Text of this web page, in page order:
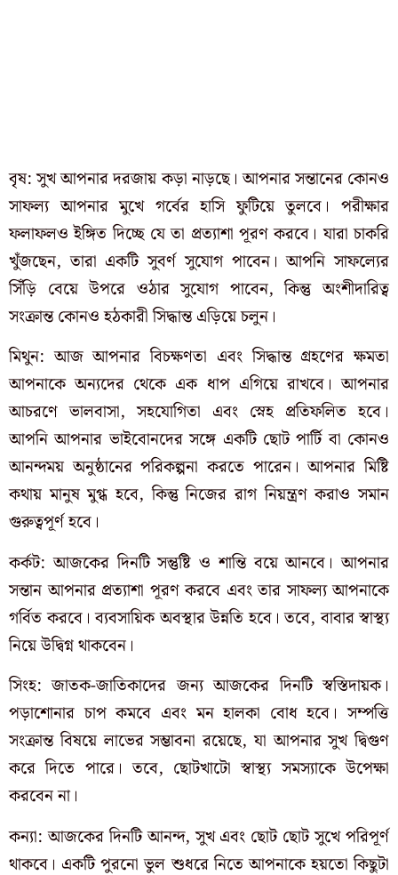
বৃষ: সুখ আপনার দরজায় কড়া নাড়ছে। আপনার সন্তানের কোনও
সাফল্য আপনার মুখে গর্বের হাসি ফুটিয়ে তুলবে। পরীক্ষার
ফলাফলও ইঙ্গিত দিচ্ছে যে তা প্রত্যাশা পূরণ করবে। যারা চাকরি
খুঁজছেন, তারা একটি সুবর্ণ সুযোগ পাবেন। আপনি সাফল্যের
সিঁড়ি বেয়ে উপরে ওঠার সুযোগ পাবেন, কিন্তু অংশীদারিত্ব
সংক্রান্ত কোনও হঠকারী সিদ্ধান্ত এড়িয়ে চলুন।
মিথুন: আজ আপনার বিচক্ষণতা এবং সিদ্ধান্ত গ্রহণের ক্ষমতা
আপনাকে অন্যদের থেকে এক ধাপ এগিয়ে রাখবে। আপনার
আচরণে ভালবাসা, সহযোগিতা এবং স্নেহ প্রতিফলিত হবে।
আপনি আপনার ভাইবোনদের সঙ্গে একটি ছোট পার্টি বা কোনও
আনন্দময় অনুষ্ঠানের পরিকল্পনা করতে পারেন। আপনার মিষ্টি
কথায় মানুষ মুগ্ধ হবে, কিন্তু নিজের রাগ নিয়ন্ত্রণ করাও সমান
গুরুত্বপূর্ণ হবে।
কর্কট: আজকের দিনটি সন্তুষ্টি ও শান্তি বয়ে আনবে। আপনার
সন্তান আপনার প্রত্যাশা পূরণ করবে এবং তার সাফল্য আপনাকে
গর্বিত করবে। ব্যবসায়িক অবস্থার উন্নতি হবে। তবে, বাবার স্বাস্থ্য
নিয়ে উদ্বিগ্ন থাকবেন।
সিংহ: জাতক-জাতিকাদের জন্য আজকের দিনটি স্বস্তিদায়ক।
পড়াশোনার চাপ কমবে এবং মন হালকা বোধ হবে। সম্পত্তি
সংক্রান্ত বিষয়ে লাভের সম্ভাবনা রয়েছে, যা আপনার সুখ দ্বিগুণ
করে দিতে পারে। তবে, ছোটখাটো স্বাস্থ্য সমস্যাকে উপেক্ষা
করবেন না।
কন্যা: আজকের দিনটি আনন্দ, সুখ এবং ছোট ছোট সুখে পরিপূর্ণ
থাকবে। একটি পুরনো ভুল শুধরে নিতে আপনাকে হয়তো কিছুটা